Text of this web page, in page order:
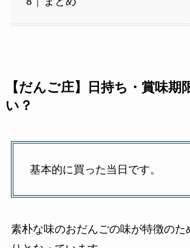
【だんご庄】日持ち・賞味期
い？
基本的に買った当日です。
素朴な味のおだんごの味が特徴のた